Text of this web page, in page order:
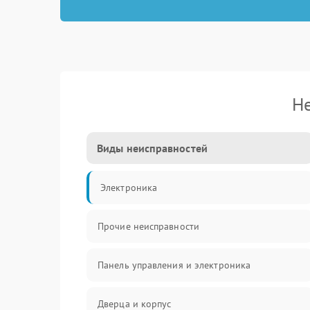
Виды неисправностей
Электроника
Прочие неисправности
Панель управления и электроника
Дверца и корпус